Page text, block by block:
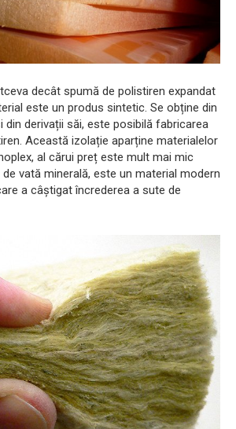
decât spumă de polistiren expandat
este un produs sintetic. Se obține din
din derivații săi, este posibilă fabricarea
Această izolație aparține materialelor
al cărui preț este mult mai mic
vată minerală, este un material modern
a câștigat încrederea a sute de